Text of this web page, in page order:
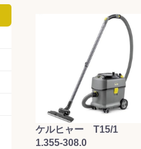
ケルヒャー T15/1
1.355-308.0